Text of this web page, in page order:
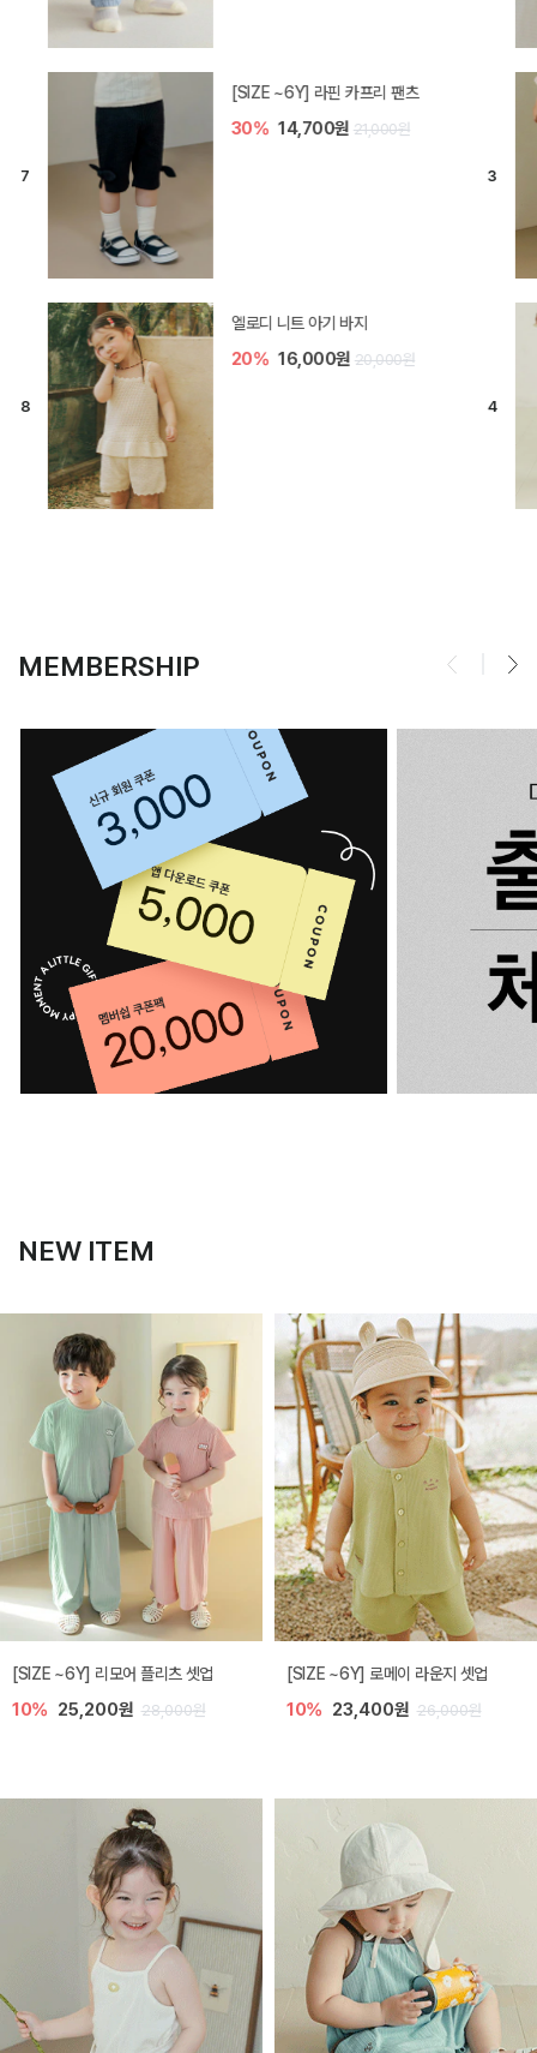
[SIZE ~6Y] 라핀 카프리 팬츠
30% 14,700원 21,000원
엘로디 니트 아기 바지
20% 16,000원 20,000원
MEMBERSHIP
NEW ITEM
[SIZE ~6Y] 리모어 플리츠 셋업
10% 25,200원 28,000원
[SIZE ~6Y] 로메이 라운지 셋업
10% 23,400원 26,000원